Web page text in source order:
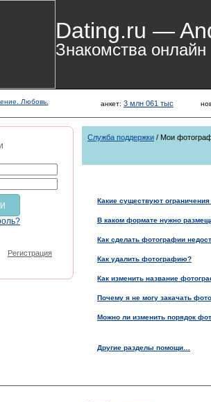
Dating.ru —
Знакомства онлайн
анкет: 3 млн 061 тыс
Регистрация
Служба поддержки / Мои
Какие существуют
В каком формате нужно
Как сделать фотографии
Как удалить фотографию?
Как изменить название
Почему я не могу закачать
Можно ли изменить порядок
Другие разделы помощи…